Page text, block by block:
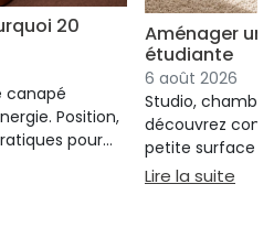
20
canapé
Position,
pour
: pourquoi 20 minutes
Aménager un
étudiante
6 août 2026
Studio,
découvrez
petite surface à
confort ni
Lire la suite